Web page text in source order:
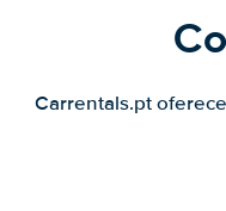
Carrentals.pt